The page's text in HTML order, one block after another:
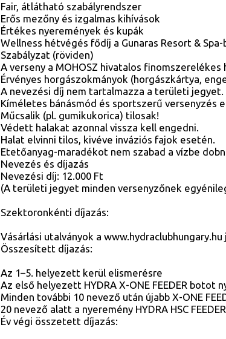
Fair, átlátható szabályrendszer
Erős mezőny és izgalmas kihívások
Értékes nyeremények és kupák
Wellness hétvégés fődíj a Gunaras Resort & Spa-
Szabályzat (röviden)
A verseny a MOHOSZ hivatalos
Érvényes horgászokmányok (horgászkártya,
A nevezési díj nem tartalmazza a területi jegyet.
Kíméletes bánásmód és sportszerű versenyzés
Műcsalik (pl. gumikukorica) tilosak!
Védett halakat azonnal vissza kell engedni.
Halat elvinni tilos, kivéve inváziós fajok esetén.
Etetőanyag-maradékot nem szabad a vízbe
Nevezés és díjazás
Nevezési díj: 12.000 Ft
(A területi jegyet minden versenyzőnek
Szektoronkénti díjazás:
Vásárlási utalványok a
Összesített díjazás:
Az 1–5. helyezett kerül elismerésre
Az első helyezett HYDRA X-ONE FEEDER botot
Minden további 10 nevező után újabb X-ONE
20 nevező alatt a nyeremény HYDRA HSC
Év végi összetett díjazás: